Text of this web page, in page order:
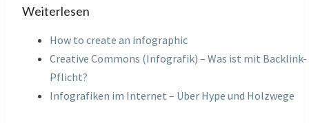
Weiterlesen
How to create an infographic
Creative Commons (Infografik) – Was ist mit Backlink-
Pflicht?
Infografiken im Internet – Über Hype und Holzwege